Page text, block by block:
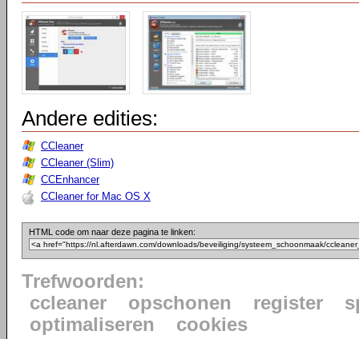
Andere edities:
CCleaner
CCleaner (Slim)
CCEnhancer
CCleaner for Mac OS X
HTML code om naar deze pagina te linken:
Trefwoorden:
ccleaner
opschonen register
optimaliseren
cookies